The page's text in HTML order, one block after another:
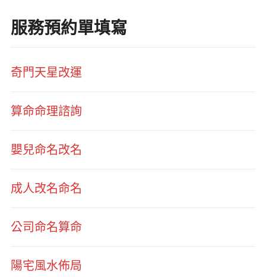
服務預約單填寫
奇門天星改運
算命命理諮詢
嬰兒命名改名
成人改名命名
公司命名算命
陽宅風水佈局